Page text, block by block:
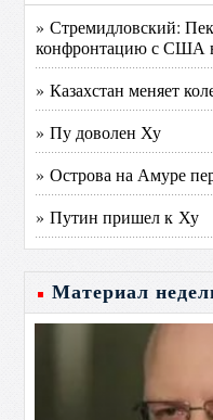
» Стремидловский:
конфронтацию с США
» Казахстан меняет
» Пу доволен Ху
» Острова на Амуре
» Путин пришел к Ху
Материал